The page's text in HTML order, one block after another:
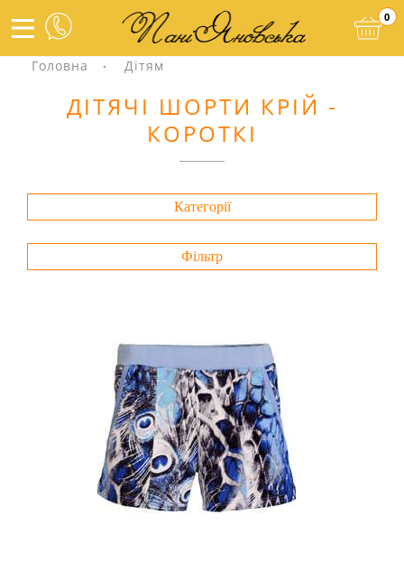
0
Головна Дітям
ДІТЯЧІ ШОРТИ КРІЙ -
КОРОТКІ
Категорії
Фільтр